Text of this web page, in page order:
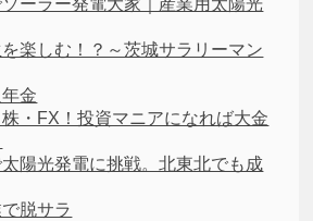
楽しむ！？～茨城サラリーマン
金
・FX！投資マニアになれば大金
陽光発電に挑戦。北東北でも成
脱サラ